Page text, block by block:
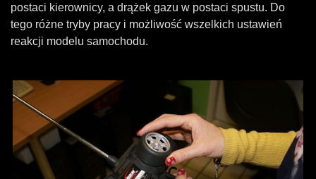
postaci kierownicy, a drążek gazu w postaci spustu. Do
tego różne tryby pracy i możliwość wszelkich ustawień
reakcji modelu samochodu.